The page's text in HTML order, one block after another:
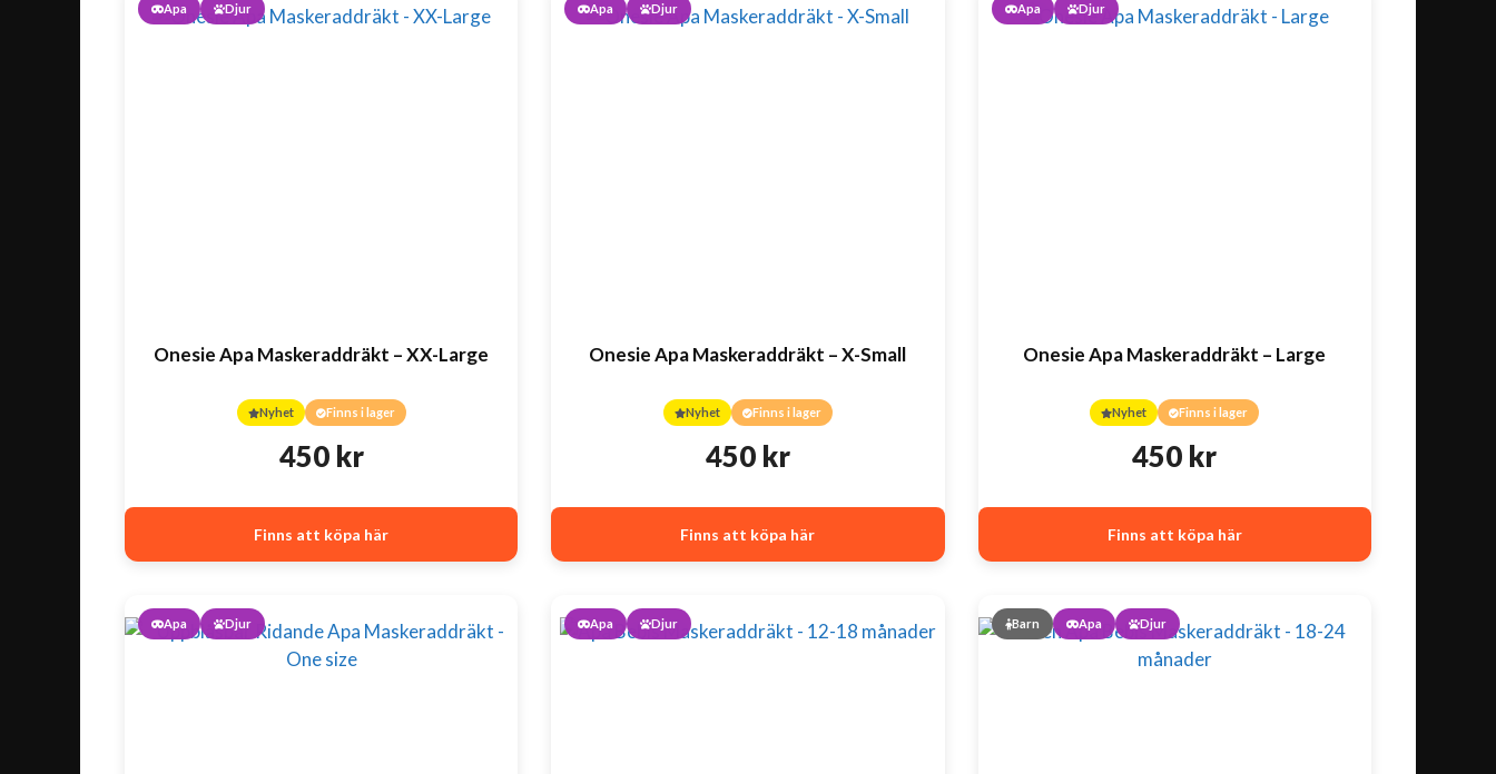
Apa Djur
Onesie Apa Maskeraddräkt – XX-Large
Nyhet Finns i lager
450 kr
Finns att köpa här
Apa Djur
Onesie Apa Maskeraddräkt – X-Small
Nyhet Finns i lager
450 kr
Finns att köpa här
Apa Djur
Onesie Apa Maskeraddräkt – Large
Nyhet Finns i lager
450 kr
Finns att köpa här
Apa Djur Apa Djur Barn Apa Djur